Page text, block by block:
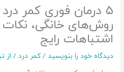
روش‌های خانگی، نکات
اشتباهات رایج
دیدگاه‌ خود را بنویسید /کمر درد / از